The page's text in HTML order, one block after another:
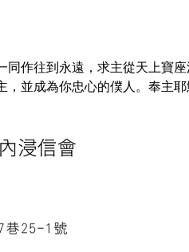
作往到永遠，求主從天上寶
並成為你忠心的僕人。奉主耶